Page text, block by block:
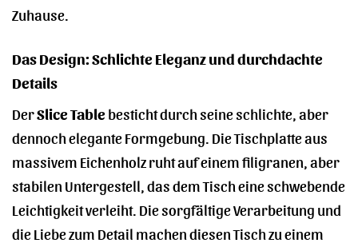
Zuhause.
Das Design: Schlichte Eleganz und durchdachte
Details
DerSlice Tablebesticht durch seine schlichte, aber
dennoch elegante Formgebung. Die Tischplatte aus
massivem Eichenholz ruht auf einem filigranen, aber
stabilen Untergestell, das dem Tisch eine schwebende
Leichtigkeit verleiht. Die sorgfältige Verarbeitung und
die Liebe zum Detail machen diesen Tisch zu einem